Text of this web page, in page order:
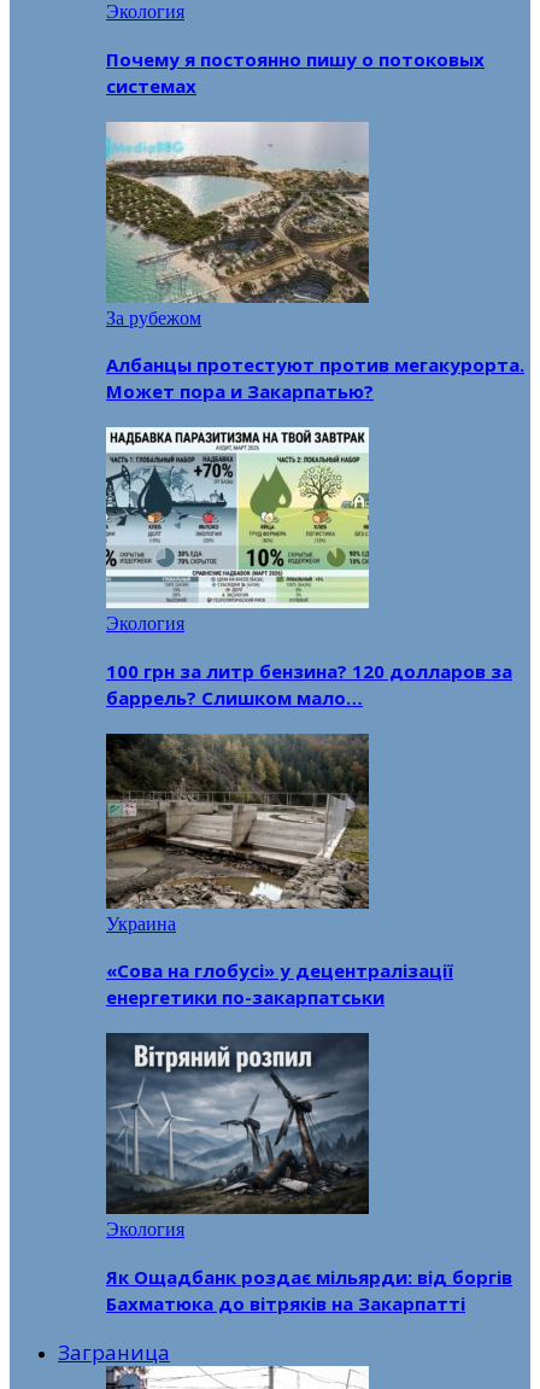
Экология
Почему я постоянно пишу о потоковых
системах
За рубежом
Албанцы протестуют против мегакурорта.
Может пора и Закарпатью?
Экология
100 грн за литр бензина? 120 долларов за
баррель? Слишком мало…
Украина
«Сова на глобусі» у децентралізації
енергетики по-закарпатськи
Экология
Як Ощадбанк роздає мільярди: від боргів
Бахматюка до вітряків на Закарпатті
Заграница